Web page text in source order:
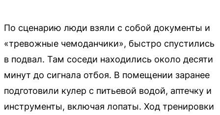
По сценарию люди взяли с собой документы и
«тревожные чемоданчики», быстро спустились
в подвал. Там соседи находились около десяти
минут до сигнала отбоя. В помещении заранее
подготовили кулер с питьевой водой, аптечку и
инструменты, включая лопаты. Ход тренировки